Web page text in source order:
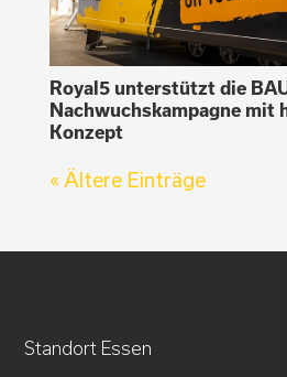
Royal5 unterstützt die
Nachwuchskampagne mit
Konzept
« Ältere Einträge
Standort Essen